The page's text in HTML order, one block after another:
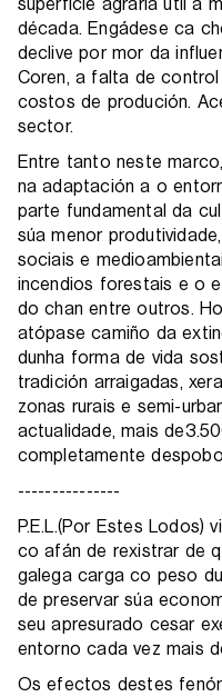
superficie agraria útil á
década. Engádese ca
declive por mor da
Coren, a falta de
costos de produción.
sector.
Entre tanto neste
na adaptación a o
parte fundamental da
súa menor
sociais e
incendios forestais e o
do chan entre outros.
atópase camiño da
dunha forma de vida
tradición arraigadas,
zonas rurais e semi-
actualidade, mais
completamente
---------------
P.E.L.(Por Estes Lodos)
co afán de rexistrar de
galega carga co peso
de preservar súa
seu apresurado cesar
entorno cada vez mais
Os efectos destes